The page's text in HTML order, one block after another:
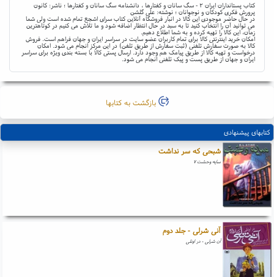
کتاب پستانداران ایران ۲ - سگ سانان و کفتارها ، دانشنامه سگ سانان و کفتارها ؛ ناشر: کانون
پرورش فکری کودکان و نوجوانان ؛ نوشته: علی گلشن
در حال حاضر موجودی این کالا در انبار فروشگاه آنلاین کتاب سرای اشجع تمام شده است ولی شما
می توانید آن را انتخاب کنید تا به سبد در حال انتظار اضافه شود و ما تلاش می کنیم در کوتاهترین
زمان، این کالا را تهیه کرده و به شما اطلاع دهیم.
امکان خرید اینترنتی کالا برای تمام کاربران عضو سایت در سراسر ایران و جهان فراهم است. فروش
کالا به صورت سفارش تلفنی (ثبت سفارش از طریق تلفن) در این مرکز انجام می شود. امکان
درخواست و تهیه کالا از طریق پیامک هم وجود دارد. ارسال پستی کالا با بسته بندی ویژه برای سراسر
ایران و جهان از طریق پست و پیک تلفنی انجام می شود.
بازگشت به کتابها
کتابهای پیشنهادی
شبحی که سر نداشت
سایه وحشت ۷
آنی شرلی - جلد دوم
آن شرلی - در اونلی